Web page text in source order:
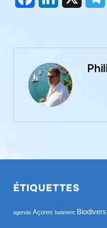
ÉTIQUETTES
agenda Açores batiment